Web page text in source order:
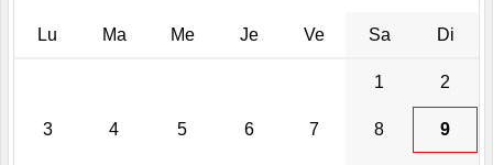
Lu Ma Me Je Ve Sa Di
1 2
3 4 5 6 7 8 9